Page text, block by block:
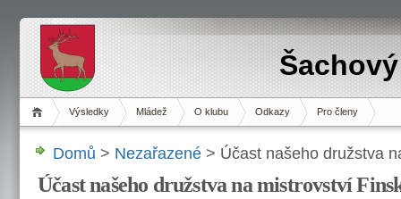
Výsledky Mládež O klubu Odkazy Pro členy
Domů > Nezařazené > Účast našeho družstva
Účast našeho družstva na mistrovství